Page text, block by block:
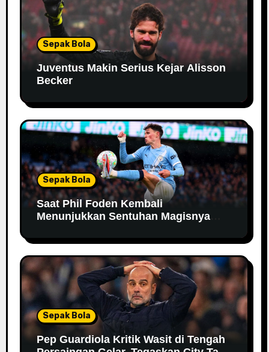
Sepak Bola
Juventus Makin Serius Kejar Alisson
Becker
Sepak Bola
Saat Phil Foden Kembali
Menunjukkan Sentuhan Magisnya
Sepak Bola
Pep Guardiola Kritik Wasit di Tengah